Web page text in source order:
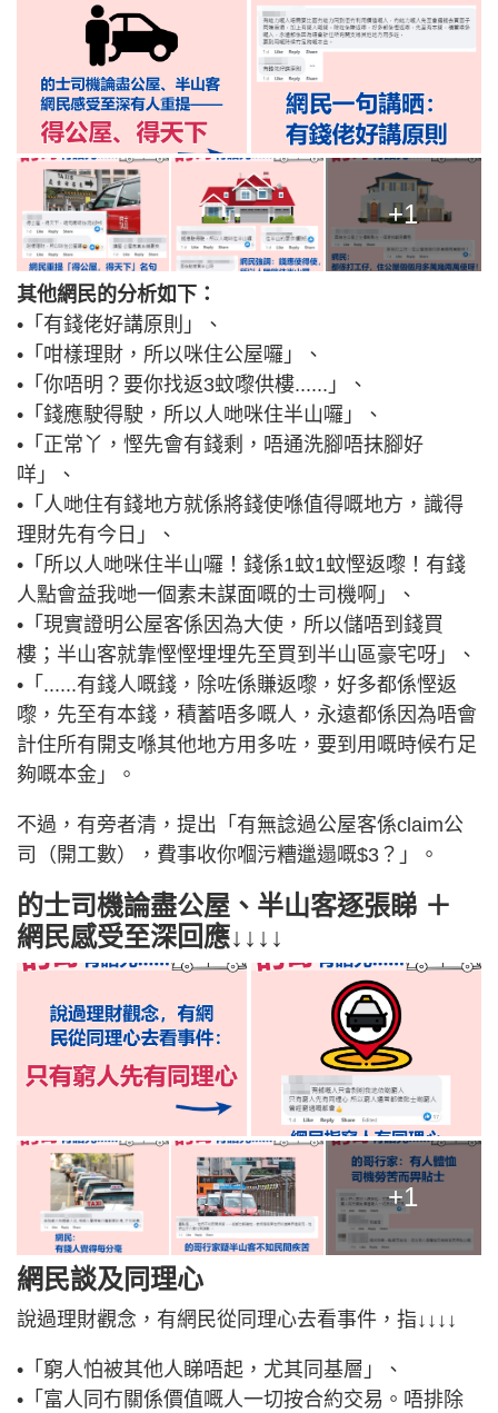
+1
其他網民的分析如下：
•「有錢佬好講原則」、
•「咁樣理財，所以咪住公屋囉」、
•「你唔明？要你找返3蚊嚟供樓......」、
•「錢應駛得駛，所以人哋咪住半山囉」、
•「正常丫，慳先會有錢剩，唔通洗腳唔抹腳好
咩」、
•「人哋住有錢地方就係將錢使喺值得嘅地方，識得
理財先有今日」、
•「所以人哋咪住半山囉！錢係1蚊1蚊慳返嚟！有錢
人點會益我哋一個素未謀面嘅的士司機啊」、
•「現實證明公屋客係因為大使，所以儲唔到錢買
樓；半山客就靠慳慳埋埋先至買到半山區豪宅呀」、
•「......有錢人嘅錢，除咗係賺返嚟，好多都係慳返
嚟，先至有本錢，積蓄唔多嘅人，永遠都係因為唔會
計住所有開支喺其他地方用多咗，要到用嘅時候冇足
夠嘅本金」。
不過，有旁者清，提出「有無諗過公屋客係claim公
司（開工數），費事收你嗰污糟邋遢嘅$3？」。
的士司機論盡公屋、半山客逐張睇 ＋
網民感受至深回應↓↓↓↓
+1
網民談及同理心
說過理財觀念，有網民從同理心去看事件，指↓↓↓↓
•「窮人怕被其他人睇唔起，尤其同基層」、
•「富人同冇關係價值嘅人一切按合約交易。唔排除